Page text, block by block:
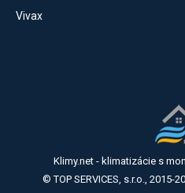
Vivax
Klimy.net - klimatizácie s
© TOP SERVICES, s.r.o., 2015-